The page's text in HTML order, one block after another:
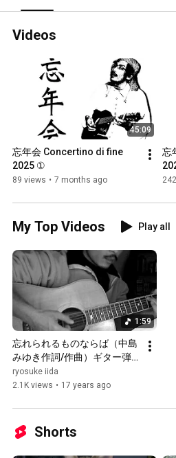
Videos
45:09
忘年会 Concertino di fine
2025 ①
89 views • 7 months ago
忘
My Top Videos Play all
1:59
忘れられるものならば（中島
みゆき作詞/作曲）ギター弾
き語り
ryosuke iida
2.1K views • 17 years ago
Shorts